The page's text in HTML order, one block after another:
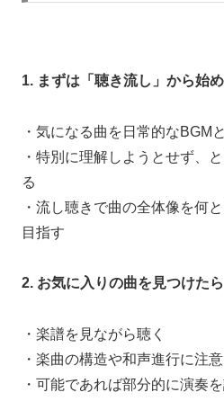
1. まずは「聴き流し」から始
・気になる曲を日常的なBGM
・特別に理解しようとせず、
る
・流し聴きで曲の全体像を何
目指す
2. お気に入りの曲を見つけたら
・楽譜を見ながら聴く
・楽曲の構造や和声進行に注
・可能であれば部分的に演奏